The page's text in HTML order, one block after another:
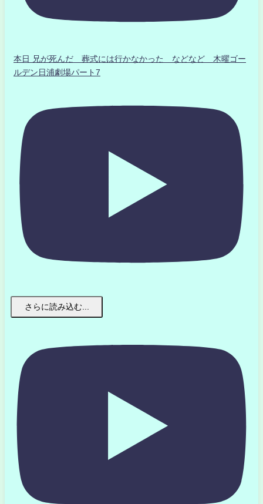
本日 兄が死んだ 葬式には行かなかった などなど 木曜ゴー
ルデン日浦劇場パート7
さらに読み込む...